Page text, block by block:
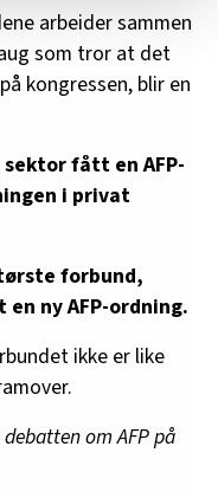
du bruker
er angitt i
LOs
at langt færre
selv etter mange
er
av den
AFP er en
uholdbart at
for en så stor
å miste den
rår over. Uten
umulig å nå
25 prosent av
for LO at vi får til
arbeider sammen
som tror at det
kongressen, blir en
fått en AFP-
i privat
forbund,
ny AFP-ordning.
ikke er like
om AFP på